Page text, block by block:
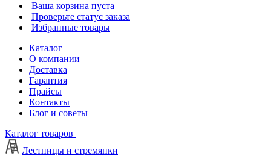
Ваша корзина пуста
Проверьте статус заказа
Избранные товары
Каталог
О компании
Доставка
Гарантия
Прайсы
Контакты
Блог и советы
Каталог товаров
Лестницы и стремянки